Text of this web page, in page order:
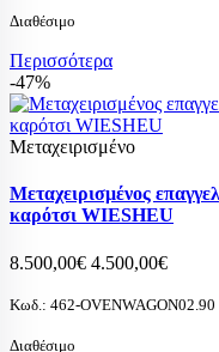
Διαθέσιμο
Περισσότερα
-47%
Μεταχειρισμένο
Μεταχειρισμένος
καρότσι WIESHEU
8.500,00€ 4.500,00€
Κωδ.: 462-OVENWAGON02.90
Διαθέσιμο